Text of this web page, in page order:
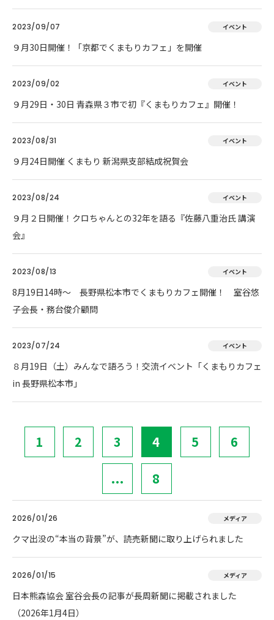
2023/09/07 イベント
９月30日開催！「京都でくまもりカフェ」を開催
2023/09/02 イベント
９月29日・30日 青森県３市で初『くまもりカフェ』開催！
2023/08/31 イベント
９月24日開催 くまもり 新潟県支部結成祝賀会
2023/08/24 イベント
９月２日開催！クロちゃんとの32年を語る『佐藤八重治氏 講演
会』
2023/08/13 イベント
8月19日14時～ 長野県松本市でくまもりカフェ開催！ 室谷悠
子会長・務台俊介顧問
2023/07/24 イベント
８月19日（土）みんなで語ろう！交流イベント「くまもりカフェ
in 長野県松本市」
1 2 3 4 5 6
... 8
2026/01/26 メディア
クマ出没の“本当の背景”が、読売新聞に取り上げられました
2026/01/15 メディア
日本熊森協会 室谷会長の記事が長周新聞に掲載されました
（2026年1月4日）